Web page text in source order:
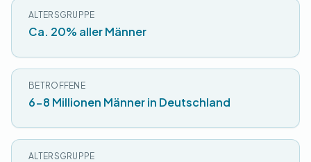
ALTERSGRUPPE
Ca. 20% aller Männer
BETROFFENE
6-8 Millionen Männer in Deutschland
ALTERSGRUPPE